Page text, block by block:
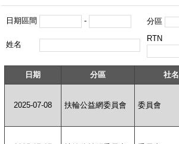
日期區間 - 分區
姓名
RTN
日期 分區 社名
2025-07-08 扶輪公益網委員會 委員會